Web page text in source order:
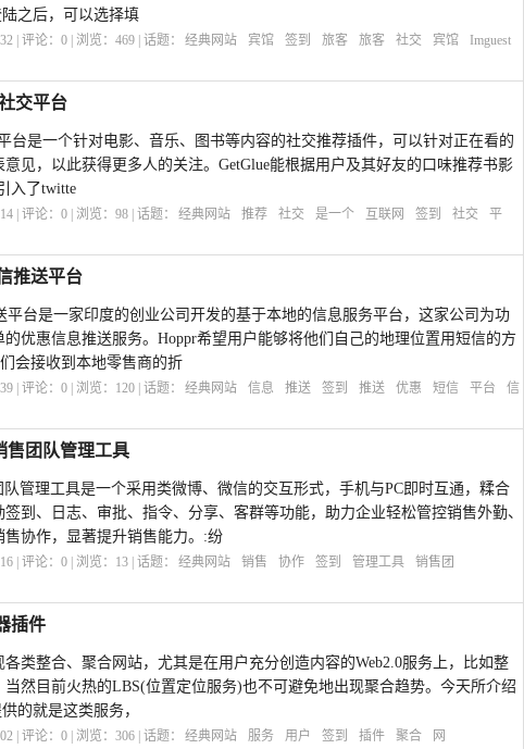
陆之后，可以选择填
| 评论：0 | 浏览：469 | 话题： 经典网站 宾馆 签到 旅客 旅客 社交 宾馆 Imguest
交平台
台是一个针对电影、音乐、图书等内容的社交推荐插件，可以针对正在看的
见，以此获得更多人的关注。GetGlue能根据用户及其好友的口味推荐书影
入了twitte
| 评论：0 | 浏览：98 | 话题： 经典网站 推荐 社交 是一个 互联网 签到 社交
平
推送平台
平台是一家印度的创业公司开发的基于本地的信息服务平台，这家公司为功
优惠信息推送服务。Hoppr希望用户能够将他们自己的地理位置用短信的方
会接收到本地零售商的折
| 评论：0 | 浏览： 120 | 话题： 经典网站 信息 推送 签到 推送 优惠 短信 平台
信
售团队管理工具
管理工具是一个采用类微博、微信的交互形式，手机与PC即时互通，糅合
到、日志、审批、指令、分享、客群等功能，助力企业轻松管控销售外勤、
协作，显著提升销售能力。:纷
| 评论：0 | 浏览： 13 | 话题： 经典网站 销售 协作 签到 管理工具
销售团
插件
类整合、聚合网站，尤其是在用户充分创造内容的Web2.0服务上，比如整
然目前火热的LBS(位置定位服务)也不可避免地出现聚合趋势。今天所介绍
的就是这类服务，
| 评论：0 | 浏览：306 | 话题： 经典网站 服务 用户 签到 插件 聚合
网